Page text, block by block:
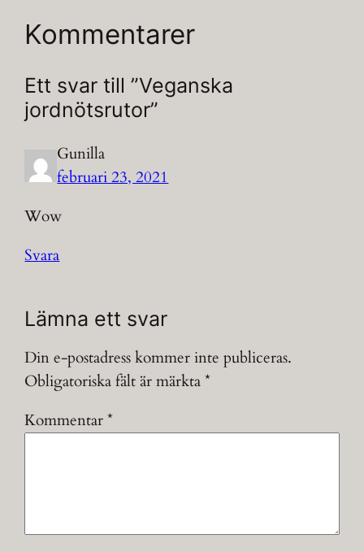
Kommentarer
Ett svar till ”Veganska
jordnötsrutor”
Gunilla
februari 23, 2021
Wow
Svara
Lämna ett svar
Din e-postadress kommer inte publiceras.
Obligatoriska fält är märkta*
Kommentar*